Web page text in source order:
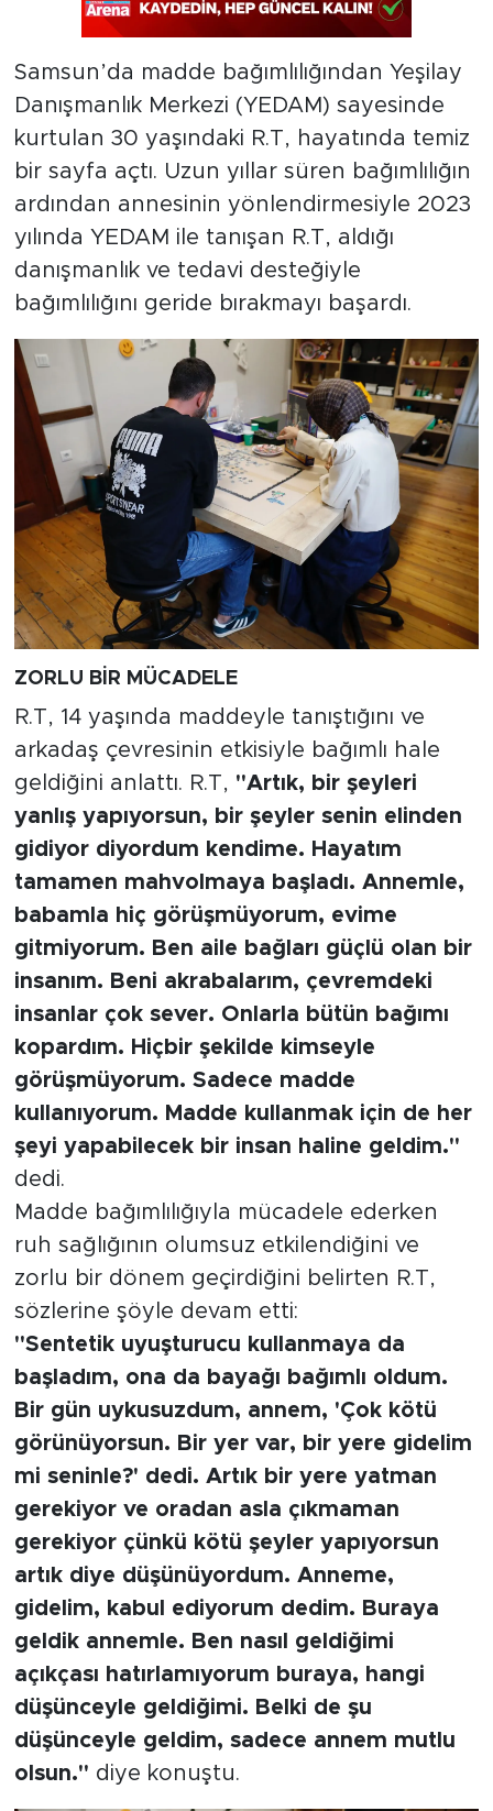
Samsun’da madde bağımlılığından Yeşilay
Danışmanlık Merkezi (YEDAM) sayesinde
kurtulan 30 yaşındaki R.T, hayatında temiz
bir sayfa açtı. Uzun yıllar süren bağımlılığın
ardından annesinin yönlendirmesiyle 2023
yılında YEDAM ile tanışan R.T, aldığı
danışmanlık ve tedavi desteğiyle
bağımlılığını geride bırakmayı başardı.
ZORLU BİR MÜCADELE
R.T, 14 yaşında maddeyle tanıştığını ve
arkadaş çevresinin etkisiyle bağımlı hale
geldiğini anlattı. R.T, "Artık, bir şeyleri
yanlış yapıyorsun, bir şeyler senin elinden
gidiyor diyordum kendime. Hayatım
tamamen mahvolmaya başladı. Annemle,
babamla hiç görüşmüyorum, evime
gitmiyorum. Ben aile bağları güçlü olan bir
insanım. Beni akrabalarım, çevremdeki
insanlar çok sever. Onlarla bütün bağımı
kopardım. Hiçbir şekilde kimseyle
görüşmüyorum. Sadece madde
kullanıyorum. Madde kullanmak için de her
şeyi yapabilecek bir insan haline geldim."
dedi.
Madde bağımlılığıyla mücadele ederken
ruh sağlığının olumsuz etkilendiğini ve
zorlu bir dönem geçirdiğini belirten R.T,
sözlerine şöyle devam etti:
"Sentetik uyuşturucu kullanmaya da
başladım, ona da bayağı bağımlı oldum.
Bir gün uykusuzdum, annem, 'Çok kötü
görünüyorsun. Bir yer var, bir yere gidelim
mi seninle?' dedi. Artık bir yere yatman
gerekiyor ve oradan asla çıkmaman
gerekiyor çünkü kötü şeyler yapıyorsun
artık diye düşünüyordum. Anneme,
gidelim, kabul ediyorum dedim. Buraya
geldik annemle. Ben nasıl geldiğimi
açıkçası hatırlamıyorum buraya, hangi
düşünceyle geldiğimi. Belki de şu
düşünceyle geldim, sadece annem mutlu
olsun." diye konuştu.